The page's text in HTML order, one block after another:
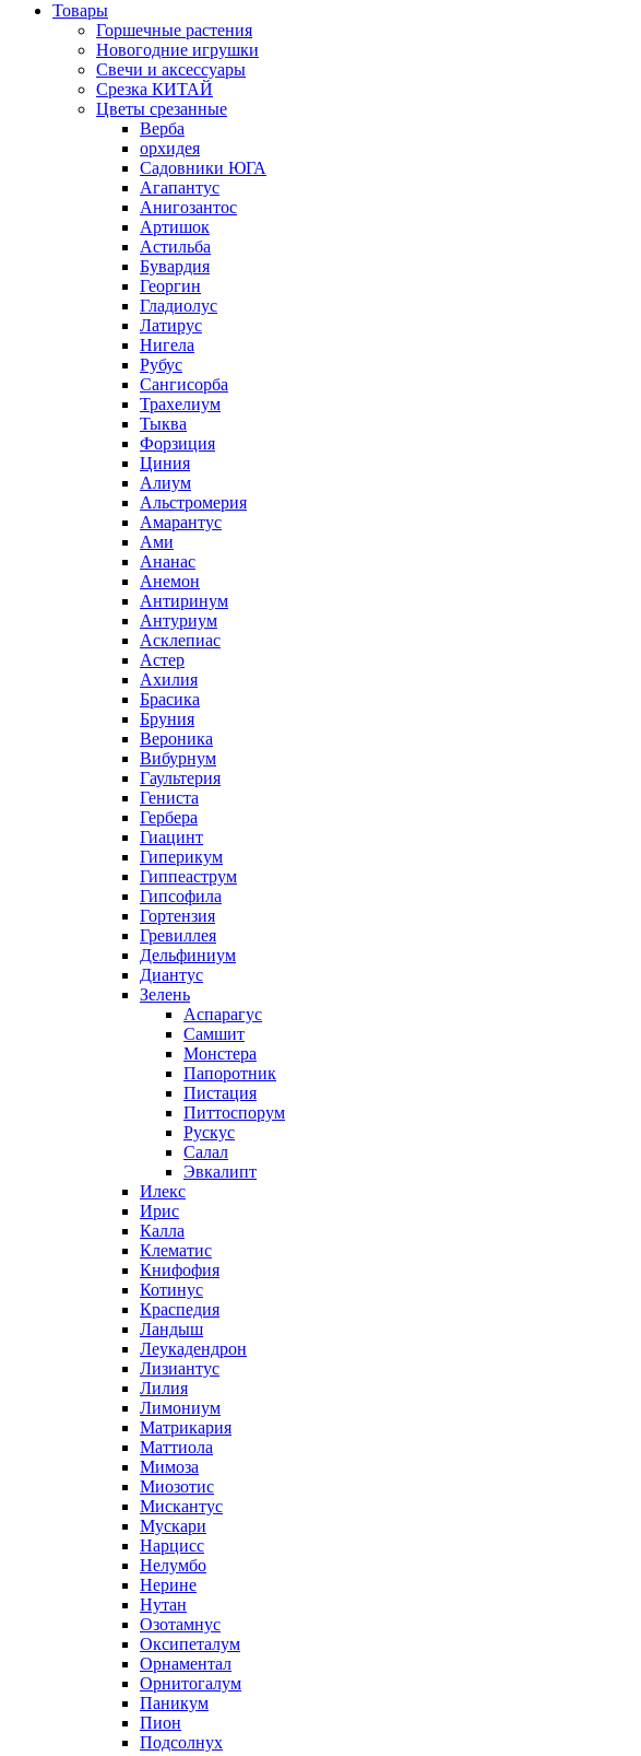
Товары
Горшечные растения
Новогодние игрушки
Свечи и аксессуары
Срезка КИТАЙ
Цветы срезанные
Верба
орхидея
Садовники ЮГА
Агапантус
Анигозантос
Артишок
Астильба
Бувардия
Георгин
Гладиолус
Латирус
Нигела
Рубус
Сангисорба
Трахелиум
Тыква
Форзиция
Циния
Алиум
Альстромерия
Амарантус
Ами
Ананас
Анемон
Антиринум
Антуриум
Асклепиас
Астер
Ахилия
Брасика
Бруния
Вероника
Вибурнум
Гаультерия
Гениста
Гербера
Гиацинт
Гиперикум
Гиппеаструм
Гипсофила
Гортензия
Гревиллея
Дельфиниум
Диантус
Зелень
Аспарагус
Самшит
Монстера
Папоротник
Пистация
Питтоспорум
Рускус
Салал
Эвкалипт
Илекс
Ирис
Калла
Клематис
Книфофия
Котинус
Краспедия
Ландыш
Леукадендрон
Лизиантус
Лилия
Лимониум
Матрикария
Маттиола
Мимоза
Миозотис
Мискантус
Мускари
Нарцисс
Нелумбо
Нерине
Нутан
Озотамнус
Оксипеталум
Орнаментал
Орнитогалум
Паникум
Пион
Подсолнух